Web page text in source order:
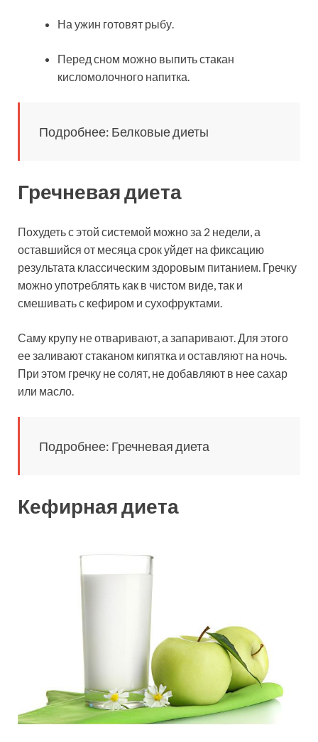
На ужин готовят рыбу.
Перед сном можно выпить стакан
кисломолочного напитка.
Подробнее: Белковые диеты
Гречневая диета
Похудеть с этой системой можно за 2 недели, а
оставшийся от месяца срок уйдет на фиксацию
результата классическим здоровым питанием. Гречку
можно употреблять как в чистом виде, так и
смешивать с кефиром и сухофруктами.
Саму крупу не отваривают, а запаривают. Для этого
ее заливают стаканом кипятка и оставляют на ночь.
При этом гречку не солят, не добавляют в нее сахар
или масло.
Подробнее: Гречневая диета
Кефирная диета